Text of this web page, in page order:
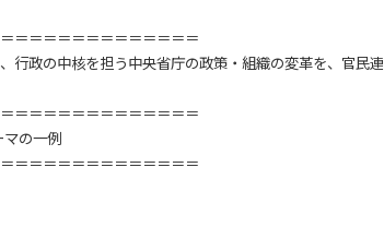
＝＝＝＝＝＝＝＝＝＝＝＝＝
行政の中核を担う中央省庁の政策・組織の変革を、官民連
＝＝＝＝＝＝＝＝＝＝＝＝＝
の一例
＝＝＝＝＝＝＝＝＝＝＝＝＝